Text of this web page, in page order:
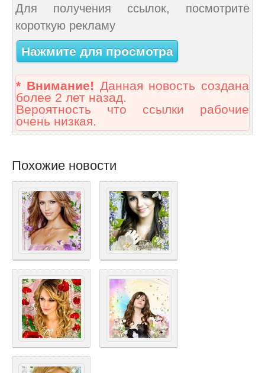
Для получения ссылок, посмотрите
короткую рекламу
Нажмите для просмотра
* Внимание! Данная новость создана
более 2 лет назад.
Вероятность что ссылки рабочие
очень низкая.
Похожие новости